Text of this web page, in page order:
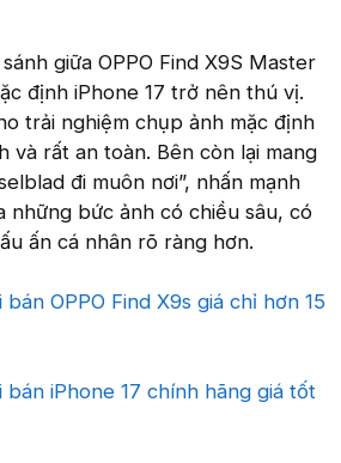
giữa OPPO Find X9S Master
định iPhone 17 trở nên thú vị.
trải nghiệm chụp ảnh mặc định
và rất an toàn. Bên còn lại mang
đi muôn nơi”, nhấn mạnh
những bức ảnh có chiều sâu, có
ấn cá nhân rõ ràng hơn.
OPPO Find X9s giá chỉ hơn 15
bán iPhone 17 chính hãng giá tốt